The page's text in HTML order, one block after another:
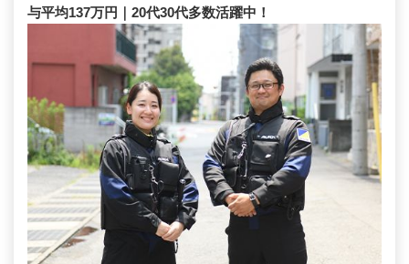
与平均137万円｜20代30代多数活躍中！